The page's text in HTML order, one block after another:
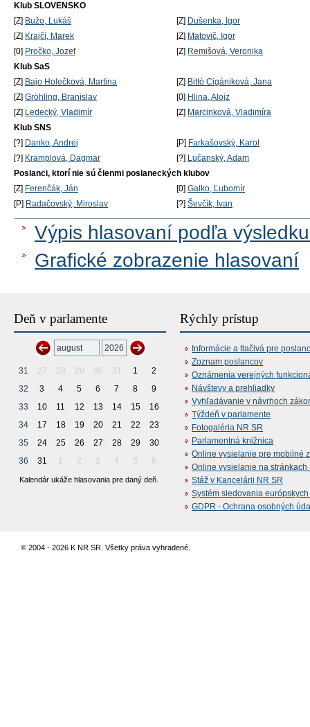
Klub SLOVENSKO
[Z] Bužo, Lukáš [Z] Dušenka, Igor
[Z] Krajčí, Marek [Z] Matovič, Igor
[0] Pročko, Jozef [Z] Remišová, Veronika
Klub SaS
[Z] Bajo Holečková, Martina [Z] Bittó Cigániková, Jana
[Z] Gröhling, Branislav [0] Hlina, Alojz
[Z] Ledecký, Vladimír [Z] Marcinková, Vladimíra
Klub SNS
[?] Danko, Andrej [P] Farkašovský, Karol
[?] Kramplová, Dagmar [?] Lučanský, Adam
Poslanci, ktorí nie sú členmi poslaneckých klubov
[Z] Ferenčák, Ján [0] Galko, Ľubomír
[P] Radačovský, Miroslav [?] Ševčík, Ivan
Výpis hlasovaní podľa
Grafické zobrazenie hlasovaní
Deň v parlamente
31 27 28 29 30 31 1
2
32
3 4 5 6 7 8
9
33
10 11 12 13 14 15
16
34
17 18 19 20 21 22
23
35
24 25 26 27 28 29
30
36
31 1 2 3 4 5 6
Kalendár ukáže hlasovania pre daný deň.
Rýchly prístup
Informácie a tlačivá pre
Zoznam poslancov
Oznámenia verejných
Návštevy a prehliadky
Vyhľadávanie v návrhoch
Týždeň v parlamente
Fotogaléria NR SR
Parlamentná knižnica
Online vysielanie pre mobilné
Online vysielanie na stránkach
Stáž v Kancelárii NR SR
Systém sledovania
GDPR - Ochrana osobných
© 2004 - 2026 K NR SR. Všetky práva vyhradené.